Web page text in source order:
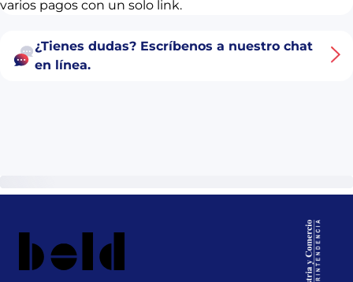
varios pagos con un solo link.
¿Tienes dudas? Escríbenos a nuestro chat
en línea.